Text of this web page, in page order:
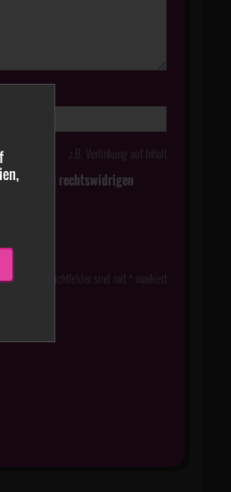
z.B. Verlinkung auf Inhalt
zu rechtswidrigen
Pflichtfelder sind mit * markiert